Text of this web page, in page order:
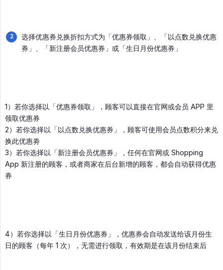
选择优惠券兑换折扣方式为「优惠券领取」、「以点数兑换优惠
券」、「新注册会员优惠券」或「生日月份优惠券」
1）若你选择以「优惠券领取」，顾客可以直接在官网或会员 APP 里
领取优惠券
2）若你选择以「以点数兑换优惠券」，顾客可使用会员点数积分来兑
换此优惠劵
3）若你选择以「新注册会员优惠券」，任何在官网或 Shopping
App 新注册的顾客，或者商家在后台新增的顾客，都会自动获得优惠
券
4）若你选择以「生日月份优惠券」，优惠券会自动发送给该月份生
日的顾客（每年 1 次），无需进行领取，有效期是在该月份结束后